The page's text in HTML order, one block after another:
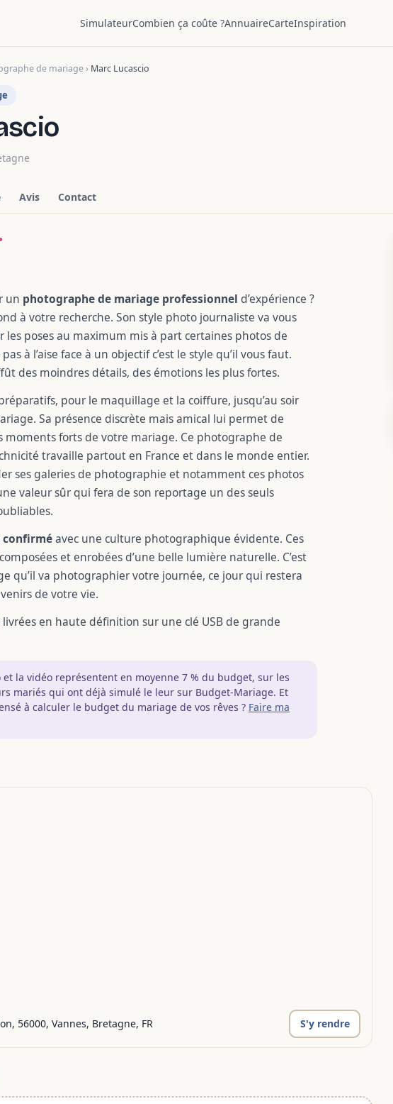
SimulateurCombien ça coûte ?AnnuaireCarteInspiration
de mariage› Marc Lucascio
Avis Contact
un photographe de mariage professionnel d’expérience ?
à votre recherche. Son style photo journaliste va vous
les poses au maximum mis à part certaines photos de
à l’aise face à un objectif c’est le style qu’il vous faut.
des moindres détails, des émotions les plus fortes.
pour le maquillage et la coiffure, jusqu’au soir
Sa présence discrète mais amical lui permet de
moments forts de votre mariage. Ce photographe de
travaille partout en France et dans le monde entier.
ses galeries de photographie et notamment ces photos
valeur sûr qui fera de son reportage un des seuls
avec une culture photographique évidente. Ces
et enrobées d’une belle lumière naturelle. C’est
qu’il va photographier votre journée, ce jour qui restera
de votre vie.
en haute définition sur une clé USB de grande
et la vidéo représentent en moyenne 7 % du budget, sur les
mariés qui ont déjà simulé le leur sur Budget-Mariage. Et
à calculer le budget du mariage de vos rêves ? Faire ma
56000, Vannes, Bretagne, FR S'y rendre